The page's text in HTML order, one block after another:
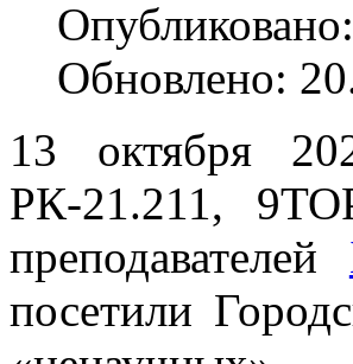
Обновлено:
13 октября
РК-21.211,
преподавателей
посетили